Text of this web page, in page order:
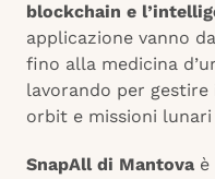
blockchain e
applicazione vanno
fino alla medicina
lavorando per
orbit e missioni lunari
SnapAll di Mantova è